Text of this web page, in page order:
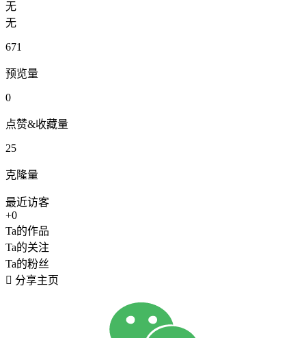
无
无
671
预览量
0
点赞&收藏量
25
克隆量
最近访客
+0
Ta的作品
Ta的关注
Ta的粉丝
 分享主页